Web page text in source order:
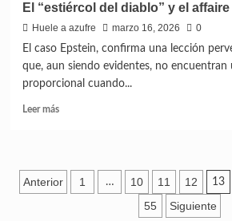
El “estiércol del diablo” y el
Huele a azufre marzo 16, 2026
0
El caso Epstein, confirma una lección
que, aun siendo evidentes, no
proporcional cuando...
Leer más
Anterior 1 … 10 11 12 13
55 Siguiente